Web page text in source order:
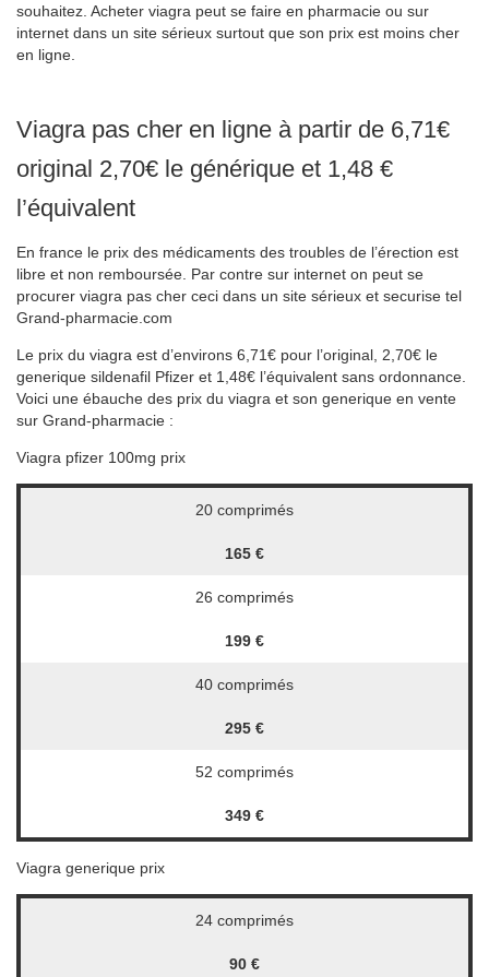
souhaitez. Acheter viagra peut se faire en pharmacie ou sur
internet dans un site sérieux surtout que son prix est moins cher
en ligne.
Viagra pas cher en ligne à partir de 6,71€
original 2,70€ le générique et 1,48 €
l’équivalent
En france le prix des médicaments des troubles de l’érection est
libre et non remboursée. Par contre sur internet on peut se
procurer viagra pas cher ceci dans un site sérieux et securise tel
Grand-pharmacie.com
Le prix du viagra est d’environs 6,71€ pour l’original, 2,70€ le
generique sildenafil Pfizer et 1,48€ l’équivalent sans ordonnance.
Voici une ébauche des prix du viagra et son generique en vente
sur Grand-pharmacie :
Viagra pfizer 100mg prix
20 comprimés
165 €
26 comprimés
199 €
40 comprimés
295 €
52 comprimés
349 €
Viagra generique prix
24 comprimés
90 €